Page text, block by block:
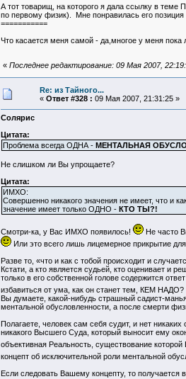
А тот товарищ, на которого я дала ссылку в теме
по первому физик). Мне понравилась его позиция
===========
Что касается меня самой - да,многое у меня пока
« Последнее редактирование: 09 Мая 2007,
Re: из Тайного...
« Ответ #328 : 09 Мая 2007, 21:31:25 »
Солярис
Цитата:
Проблема всегда ОДНА - МЕНТАЛЬНАЯ
Не слишком ли Вы упрощаете?
Цитата:
ИМХО:
Совершенно никакого значения не имеет, что и
значение имеет только ОДНО - КТО ТЫ?!
Смотри-ка, у Вас ИМХО появилось!
Не часто
Или это всего лишь лицемерное прикрытие
Разве то, «что и как с тобой происходит и
Кстати, а кто является судьей, кто оценивает и
только в его собственной голове содержится
избавиться от ума, как он станет тем, КЕМ НАДО?
Вы думаете, какой-нибудь страшный садист-
ментальной обусловленности, а после смерти
Полагаете, человек сам себя судит, и нет
никакого Высшего Суда, который выносит ему
объективная Реальность, существование
концепт об исключительной роли ментальной
Если следовать Вашему концепту, то